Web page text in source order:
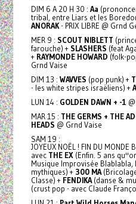
DIM 6 A 20 H 30 : Aa
tribal, entre Liars et les
ANORAK- PRIX LIBRE @ Grnd
MER 9 : SCOUT NIBLETT
farouche) + SLASHERS (feat
+RAYMONDE HOWARD (folk-
Grnd Vaise
DIM 13 : WAVVES (pop punk) +
- les white stripes israëliens) +
LUN 14 : GOLDEN DAWN + -1
MAR 15 : THE GERMS + THE
HEADS @ Grnd Vaise
SAM 19 :
JOYEUX NOËL ! FIN DU MONDE
avec THE EX (Enfin. 5 ans
Musique Improvisée
mythiques) + 300 MA
Classe) +FENDIKA(danse &
(crust pop - avec Claude